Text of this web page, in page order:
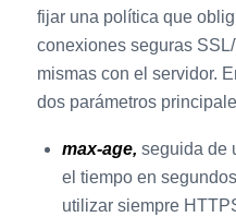
fijar una política que
conexiones seguras
mismas con el servidor.
dos parámetros
max-age, seguida de
el tiempo en
utilizar siempre